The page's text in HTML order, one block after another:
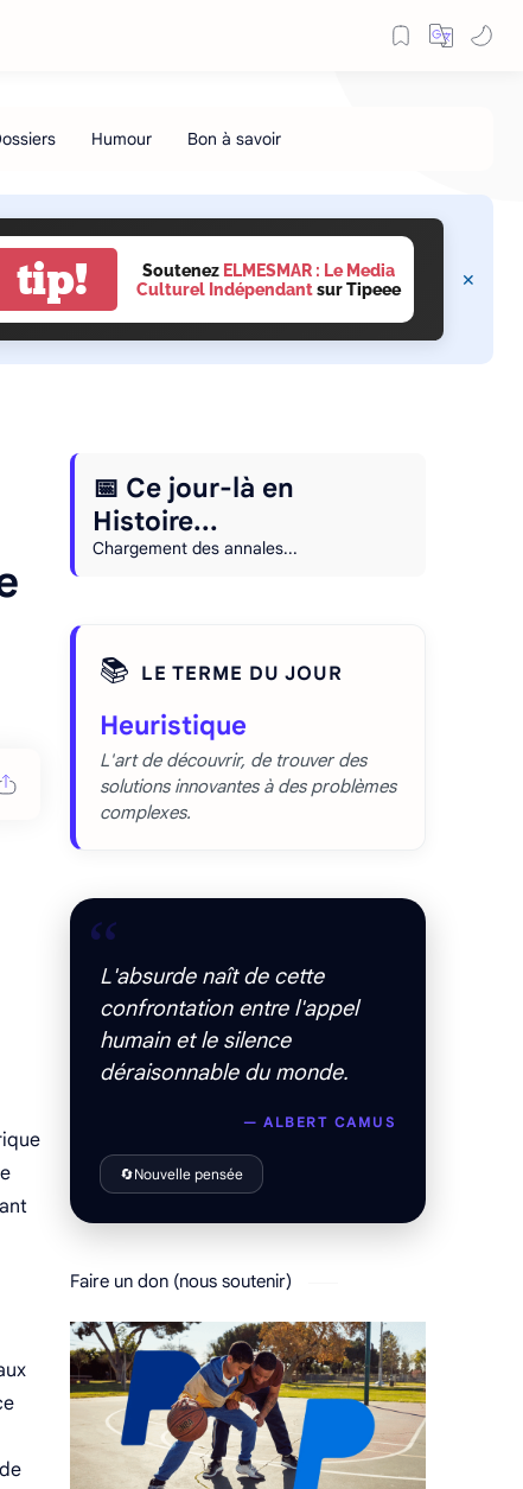
tip! Soutenez ELMESMAR : Le Media
Culturel Indépendantsur Tipeee
📅 Ce jour-là en
Histoire...
Chargement des annales...
📚 LE TERME DU JOUR
Heuristique
L'art de découvrir, de trouver des
solutions innovantes à des problèmes
complexes.
“
L'absurde naît de cette
confrontation entre l'appel
humain et le silence
déraisonnable du monde.
— ALBERT CAMUS
🔄Nouvelle pensée
Faire un don (nous soutenir)